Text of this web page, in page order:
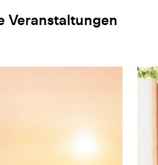
Veranstaltungen